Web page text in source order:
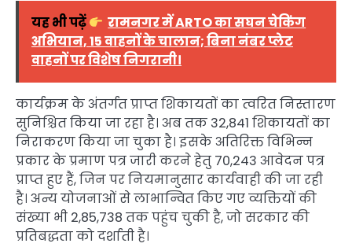
यह भी पढ़ें
रामनगर में ARTO का सघन चेकिंग
अभियान, 15 वाहनों के चालान; बिना नंबर प्लेट
वाहनों पर विशेष निगरानी।
कार्यक्रम के अंतर्गत प्राप्त शिकायतों का त्वरित निस्तारण
सुनिश्चित किया जा रहा है। अब तक 32,841 शिकायतों का
निराकरण किया जा चुका है। इसके अतिरिक्त विभिन्न
प्रकार के प्रमाण पत्र जारी करने हेतु 70,243 आवेदन पत्र
प्राप्त हुए हैं, जिन पर नियमानुसार कार्यवाही की जा रही
है। अन्य योजनाओं से लाभान्वित किए गए व्यक्तियों की
संख्या भी 2,85,738 तक पहुंच चुकी है, जो सरकार की
प्रतिबद्धता को दर्शाती है।